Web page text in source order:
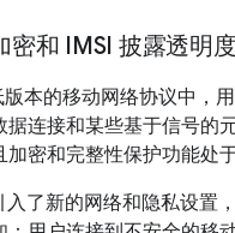
密和 IMSI 披露透明度
本的移动网络协议中，
据连接和某些基于信号的
密和完整性保护功能处
入了新的网络和隐私设置